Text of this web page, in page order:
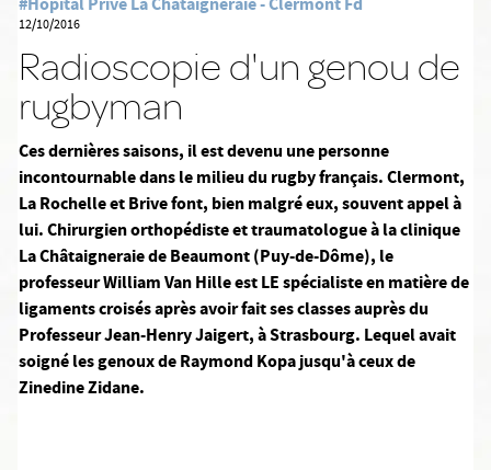
12/10/2016
Radioscopie d'un genou de
rugbyman
Ces dernières saisons, il est devenu une personne
incontournable dans le milieu du rugby français. Clermont,
La Rochelle et Brive font, bien malgré eux, souvent appel à
lui. Chirurgien orthopédiste et traumatologue à la clinique
La Châtaigneraie de Beaumont (Puy-de-Dôme), le
professeur William Van Hille est LE spécialiste en matière de
ligaments croisés après avoir fait ses classes auprès du
Professeur Jean-Henry Jaigert, à Strasbourg. Lequel avait
soigné les genoux de Raymond Kopa jusqu'à ceux de
Zinedine Zidane.